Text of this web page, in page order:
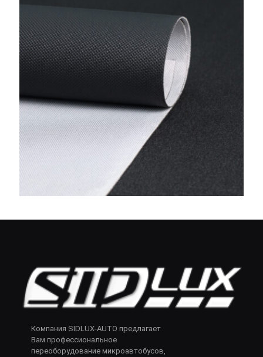
Компания SIDLUX-AUTO предлагает
Вам профессиональное
переоборудование микроавтобусов,